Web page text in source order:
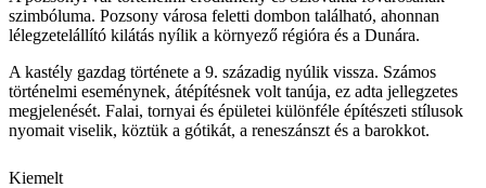
szimbóluma. Pozsony városa feletti dombon található, ahonnan
lélegzetelállító kilátás nyílik a környező régióra és a Dunára.
A kastély gazdag története a 9. századig nyúlik vissza. Számos
történelmi eseménynek, átépítésnek volt tanúja, ez adta jellegzetes
megjelenését. Falai, tornyai és épületei különféle építészeti stílusok
nyomait viselik, köztük a gótikát, a reneszánszt és a barokkot.
Kiemelt